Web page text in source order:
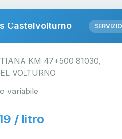
Castelvolturno SERVIZIO
KM 47+500 81030,
VOLTURNO
variabile
/ litro